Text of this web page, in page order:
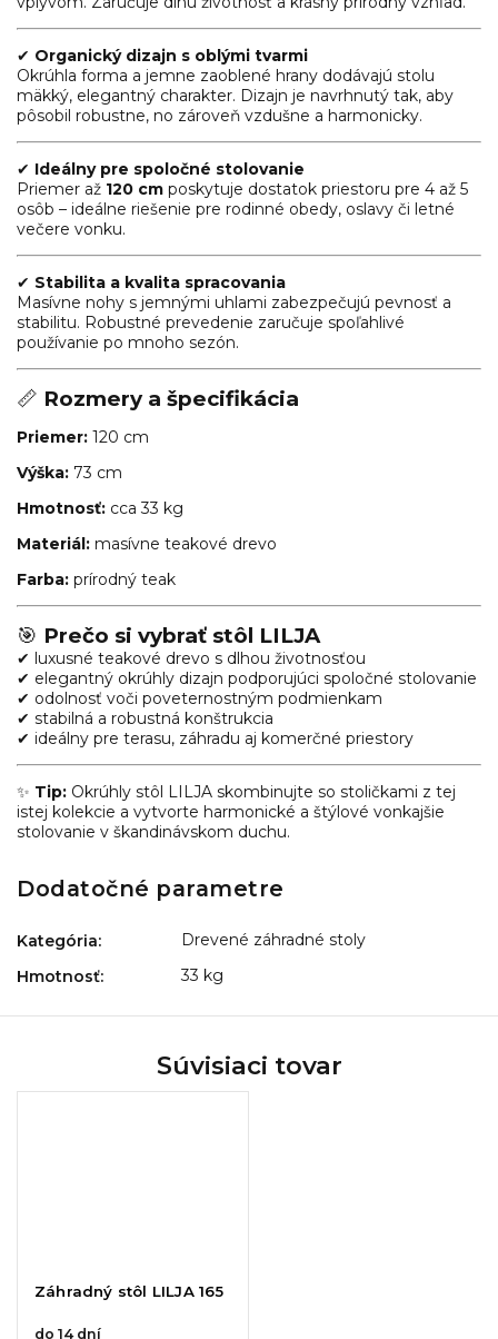
✔ Organický dizajn s oblými tvarmi
Okrúhla forma a jemne zaoblené hrany dodávajú stolu
mäkký, elegantný charakter. Dizajn je navrhnutý tak, aby
pôsobil robustne, no zároveň vzdušne a harmonicky.
✔ Ideálny pre spoločné stolovanie
Priemer až 120 cm poskytuje dostatok priestoru pre 4 až 5
osôb – ideálne riešenie pre rodinné obedy, oslavy či letné
večere vonku.
✔ Stabilita a kvalita spracovania
Masívne nohy s jemnými uhlami zabezpečujú pevnosť a
stabilitu. Robustné prevedenie zaručuje spoľahlivé
používanie po mnoho sezón.
📏 Rozmery a špecifikácia
Priemer: 120 cm
Výška: 73 cm
Hmotnosť: cca 33 kg
Materiál: masívne teakové drevo
Farba: prírodný teak
🎯 Prečo si vybrať stôl LILJA
✔ luxusné teakové drevo s dlhou životnosťou
✔ elegantný okrúhly dizajn podporujúci spoločné stolovanie
✔ odolnosť voči poveternostným podmienkam
✔ stabilná a robustná konštrukcia
✔ ideálny pre terasu, záhradu aj komerčné priestory
✨ Tip: Okrúhly stôl LILJA skombinujte so stoličkami z tej
istej kolekcie a vytvorte harmonické a štýlové vonkajšie
stolovanie v škandinávskom duchu.
Dodatočné parametre
Kategória:
Drevené záhradné stoly
Hmotnosť: 33 kg
Súvisiaci tovar
Záhradný stôl LILJA 165
do 14 dní